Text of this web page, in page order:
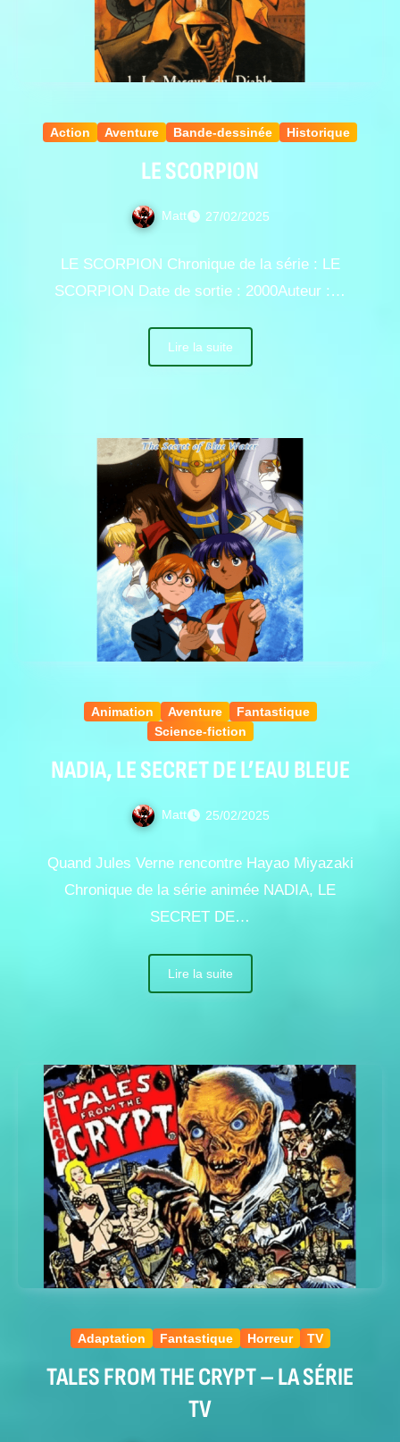
Action Aventure Bande-dessinée Historique
LE SCORPION
Matt 27/02/2025
LE SCORPION Chronique de la série : LE
SCORPION Date de sortie : 2000Auteur :…
Lire la suite
Animation Aventure
Fantastique
Science-fiction
NADIA, LE SECRET DE L’EAU BLEUE
Matt 25/02/2025
Quand Jules Verne rencontre Hayao Miyazaki
Chronique de la série animée NADIA, LE
SECRET DE…
Lire la suite
Adaptation Fantastique Horreur TV
TALES FROM THE CRYPT – LA SÉRIE
TV